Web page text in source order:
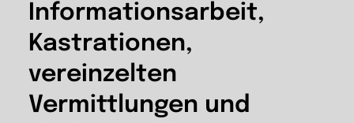
Informationsarbeit,
Kastrationen,
vereinzelten
Vermittlungen und